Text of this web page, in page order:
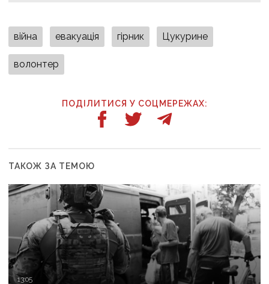
війна евакуація гірник Цукурине
волонтер
ПОДІЛИТИСЯ У СОЦМЕРЕЖАХ:
ТАКОЖ ЗА ТЕМОЮ
13:05